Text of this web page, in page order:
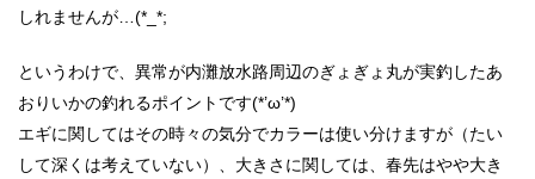
しれませんが…(*_*;
というわけで、異常が内灘放水路周辺のぎょぎょ丸が実釣したあ
おりいかの釣れるポイントです(*’ω’*)
エギに関してはその時々の気分でカラーは使い分けますが（たい
して深くは考えていない）、大きさに関しては、春先はやや大き